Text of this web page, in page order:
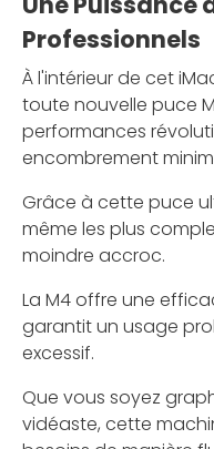
Professionnels
À l'intérieur de cet
toute nouvelle puce
performances
encombrement
Grâce à cette puce
même les plus
moindre accroc.
La M4 offre une
garantit un usage
excessif.
Que vous soyez
vidéaste, cette